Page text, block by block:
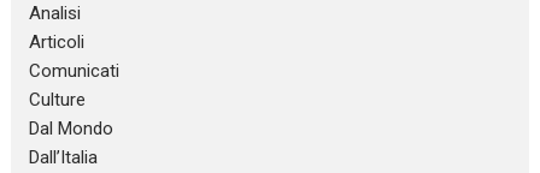
Analisi
Articoli
Comunicati
Culture
Dal Mondo
Dall’Italia